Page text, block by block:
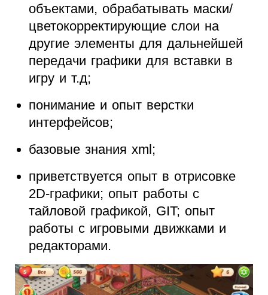
объектами, обрабатывать маски/
цветокорректирующие слои на
другие элементы для дальнейшей
передачи графики для вставки в
игру и т.д;
понимание и опыт верстки
интерфейсов;
базовые знания xml;
приветствуется опыт в отрисовке
2D-графики; опыт работы с
тайловой графикой, GIT; опыт
работы с игровыми движками и
редакторами.